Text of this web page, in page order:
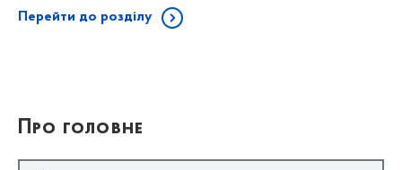
Перейти до розділу
Про головне